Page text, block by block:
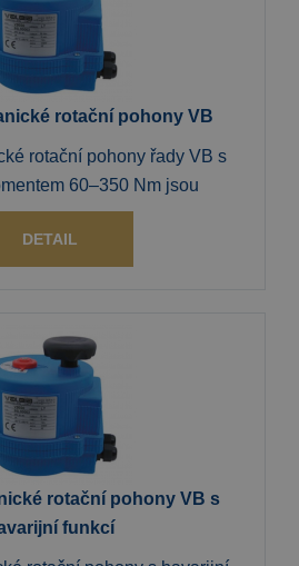
rotační pohony VB
rotační pohony řady VB s
60–350 Nm jsou
DETAIL
rotační pohony VB s
funkcí